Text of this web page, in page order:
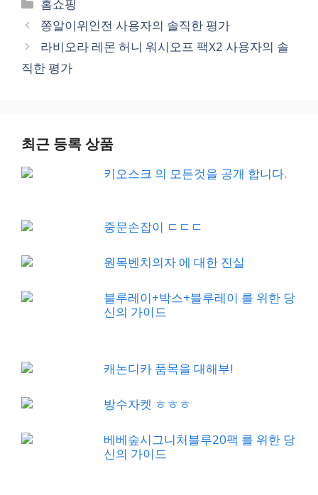
홈쇼핑
쫑알이위인전 사용자의 솔직한 평가
라비오라 레몬 허니 워시오프 팩X2 사용자의 솔
직한 평가
최근 등록 상품
키오스크 의 모든것을 공개 합니다.
중문손잡이 ㄷㄷㄷ
원목벤치의자 에 대한 진실
블루레이+박스+블루레이 를 위한 당
신의 가이드
캐논디카 품목을 대해부!
방수자켓 ㅎㅎㅎ
베베숲시그니처블루20팩 를 위한 당
신의 가이드